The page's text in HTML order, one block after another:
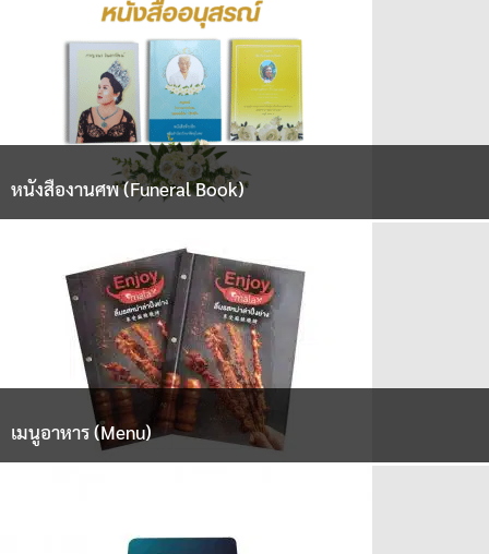
หนังสืองานศพ (Funeral Book)
เมนูอาหาร (Menu)